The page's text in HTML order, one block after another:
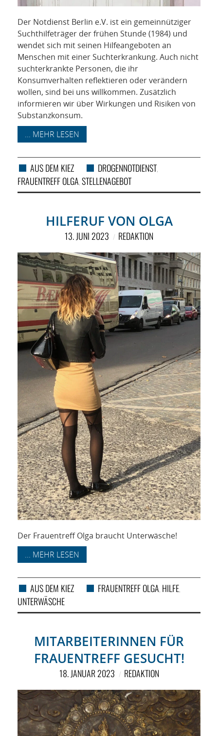
Der Notdienst Berlin e.V. ist ein gemeinnütziger
Suchthilfeträger der frühen Stunde (1984) und
wendet sich mit seinen Hilfeangeboten an
Menschen mit einer Suchterkrankung. Auch nicht
suchterkrankte Personen, die ihr
Konsumverhalten reflektieren oder verändern
wollen, sind bei uns willkommen. Zusätzlich
informieren wir über Wirkungen und Risiken von
Substanzkonsum.
... MEHR LESEN
AUS DEM KIEZ DROGENNOTDIENST,
FRAUENTREFF OLGA,STELLENAGEBOT
HILFERUF VON OLGA
13. JUNI 2023 REDAKTION
Der Frauentreff Olga braucht Unterwäsche!
... MEHR LESEN
AUS DEM KIEZ FRAUENTREFF OLGA, HILFE,
UNTERWÄSCHE
MITARBEITERINNEN FÜR
FRAUENTREFF GESUCHT!
18. JANUAR 2023 REDAKTION